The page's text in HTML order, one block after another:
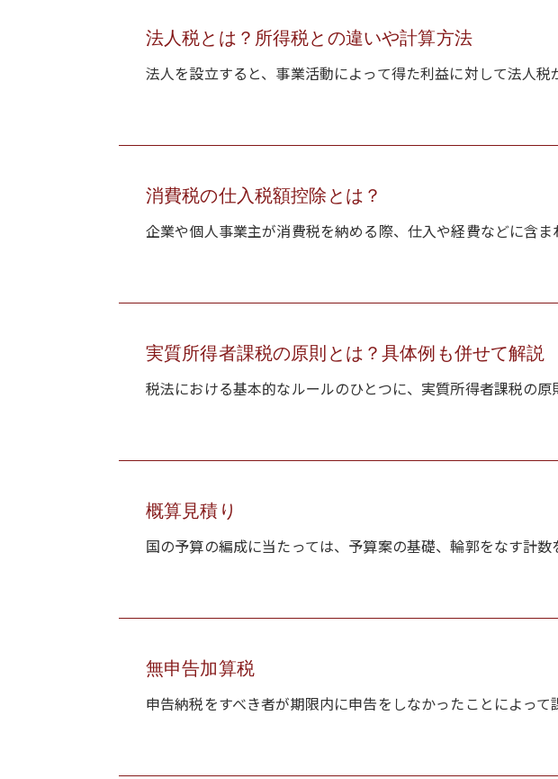
法人税とは？所得税との違いや計算方法
法人を設立すると、事業活動によって得た利益に対して法人
消費税の仕入税額控除とは？
企業や個人事業主が消費税を納める際、仕入や経費などに含
実質所得者課税の原則とは？具体例も併せて解説
税法における基本的なルールのひとつに、実質所得者課税の
概算見積り
国の予算の編成に当たっては、予算案の基礎、輪郭をなす計
無申告加算税
申告納税をすべき者が期限内に申告をしなかったことによっ